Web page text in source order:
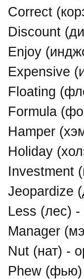
Correct
Discount
Enjoy
Expensive
Floating
Formula
Hamper
Holiday
Investment
Jeopardize
Less (лес)
Manager
Nut (нат) -
Phew